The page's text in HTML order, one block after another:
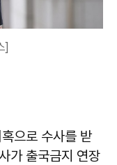
]
으로 수사를 받
가 출국금지 연장